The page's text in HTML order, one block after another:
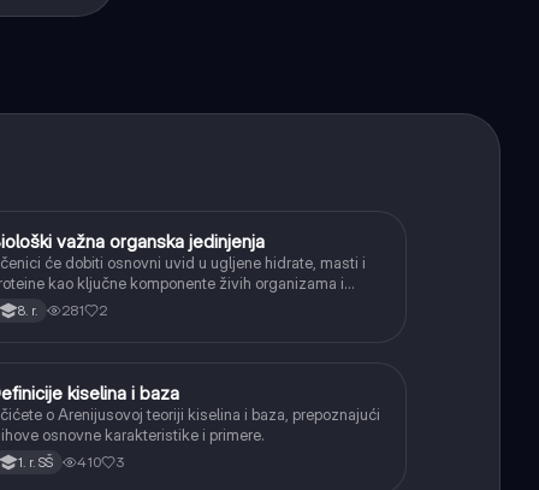
Hemija važna organska jedinjenja
će dobiti osnovni uvid u ugljene hidrate, masti i
kao ključne komponente živih organizama i
ulogu.
8. r. 281 2
Hemija kiselina i baza
o Arenijusovoj teoriji kiselina i baza, prepoznajući
osnovne karakteristike i primere.
1. r. SŠ 410 3